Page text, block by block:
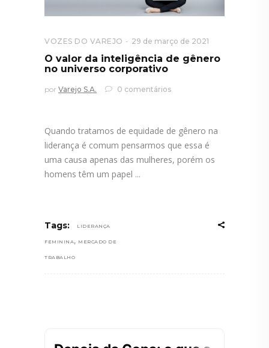
VOZES DO VAREJO 29 de março de 2021
O valor da inteligência de gênero
no universo corporativo
por Varejo S.A. 0 comentários
Quando tratamos de equidade de gênero na
liderança é comum pensarmos que essa é
uma causa apenas das mulheres, porém os
homens têm um papel
Tags: LIDERANÇA
FEMININA, MERCADO DE
TRABALHO